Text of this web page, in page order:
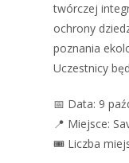
twórczej
ochrony
poznania
Uczestnicy
📅 Data: 9
📍 Miejsce:
🎟️ Liczba